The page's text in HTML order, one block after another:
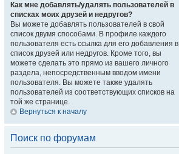
Как мне добавлять/удалять пользователей в
списках моих друзей и недругов?
Вы можете добавлять пользователей в свой
список двумя способами. В профиле каждого
пользователя есть ссылка для его добавления в
список друзей или недругов. Кроме того, вы
можете сделать это прямо из вашего личного
раздела, непосредственным вводом имени
пользователя. Вы можете также удалять
пользователей из соответствующих списков на
той же странице.
Вернуться к началу
Поиск по форумам